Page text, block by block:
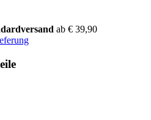
ab € 39,90